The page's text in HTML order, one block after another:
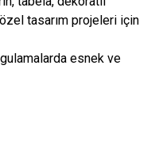
tasarım projeleri için
esnek ve